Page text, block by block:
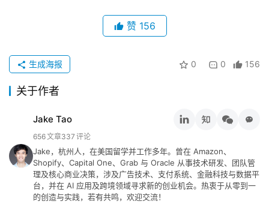
念
推
具
赞 156
0 0 156
生成海报
关于作者
Jake Tao
656文章337 评论
Jake，杭州人，在美国留学并工作多年。曾在 Amazon、
Shopify、Capital One、Grab 与 Oracle 从事技术研发、团队管
理及核心商业决策，涉及广告技术、支付系统、金融科技与数据平
台，并在 AI 应用及跨境领域寻求新的创业机会。热衷于从零到一
的创造与实践，若有共鸣，欢迎交流！